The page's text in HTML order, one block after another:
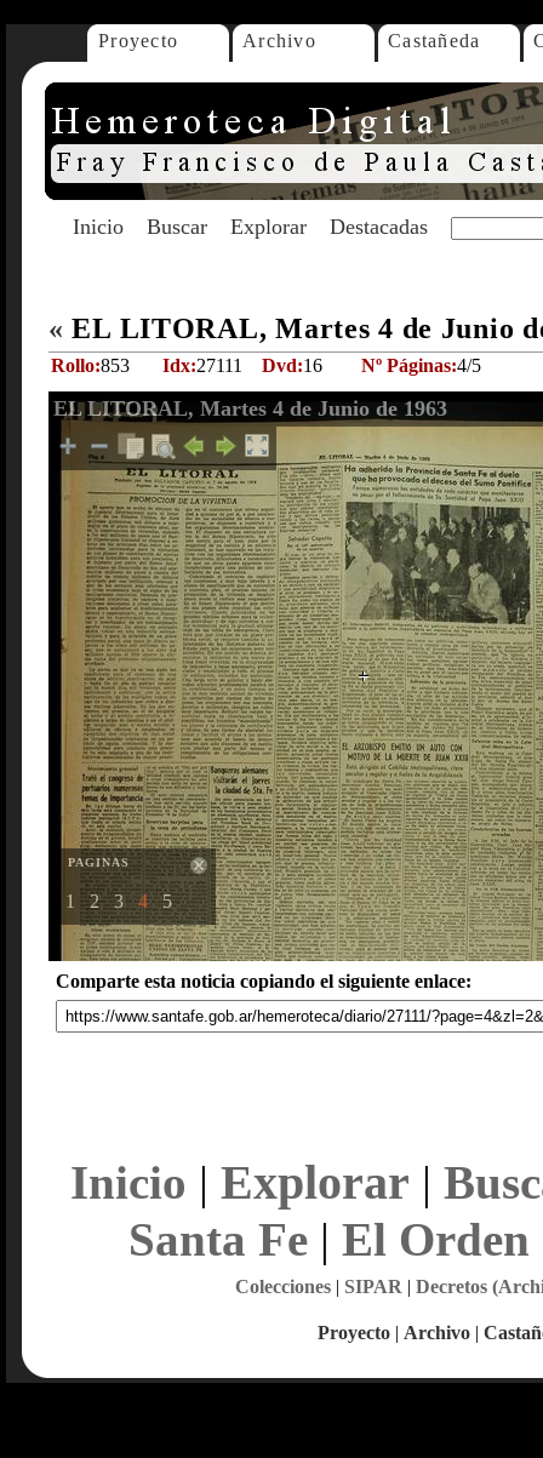
Proyecto Archivo Castañeda
Inicio Buscar Explorar Destacadas
« EL LITORAL, Martes 4 de Junio
Rollo:853 Idx:27111 Dvd:16 Nº Páginas:4/5
EL LITORAL, Martes 4 de Junio de 1963
PAGINAS
1 2 3 4 5
Comparte esta noticia copiando el siguiente enlace:
Inicio | Explorar |
Santa Fe| El Orden
Colecciones| SIPAR | Decretos
Proyecto | Archivo |